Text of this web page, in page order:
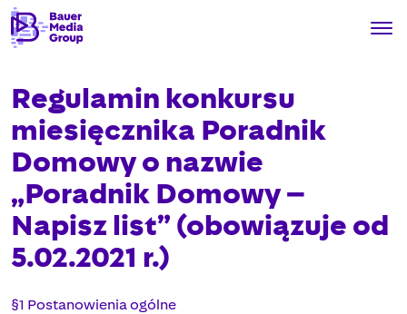
Regulamin konkursu
miesięcznika Poradnik
Domowy o nazwie
„Poradnik Domowy –
Napisz list” (obowiązuje od
5.02.2021 r.)
§1 Postanowienia ogólne